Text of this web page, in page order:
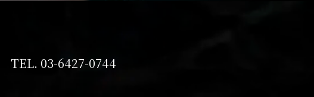
TEL. 03-6427-0744